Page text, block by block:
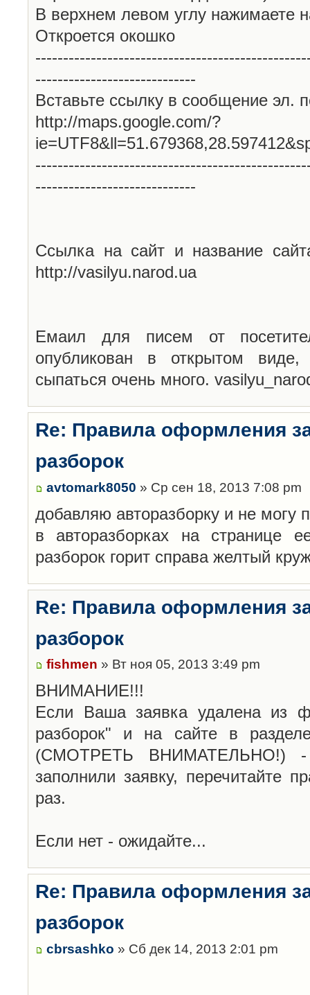
В верхнем левом углу нажимаете
Откроется окошко
-----------------------------
Вставьте ссылку в сообщение эл.
http://maps.google.com/?
-----------------------------
Ссылка на сайт и название
http://vasilyu.narod.ua
Емаил для писем от
опубликован в открытом
сыпаться очень много.
Re: Правила оформления
разборок
avtomark8050 » Ср сен 18, 2013 7:08 pm
добавляю авторазборку и не могу
в авторазборках на странице
разборок горит справа желтый
Re: Правила оформления
разборок
fishmen » Вт ноя 05, 2013 3:49 pm
ВНИМАНИЕ!!!
Если Ваша заявка удалена из
разборок" и на сайте в
(СМОТРЕТЬ ВНИМАТЕЛЬНО!)
заполнили заявку, перечитайте
раз.
Если нет - ожидайте...
Re: Правила оформления
разборок
cbrsashko » Сб дек 14, 2013 2:01 pm